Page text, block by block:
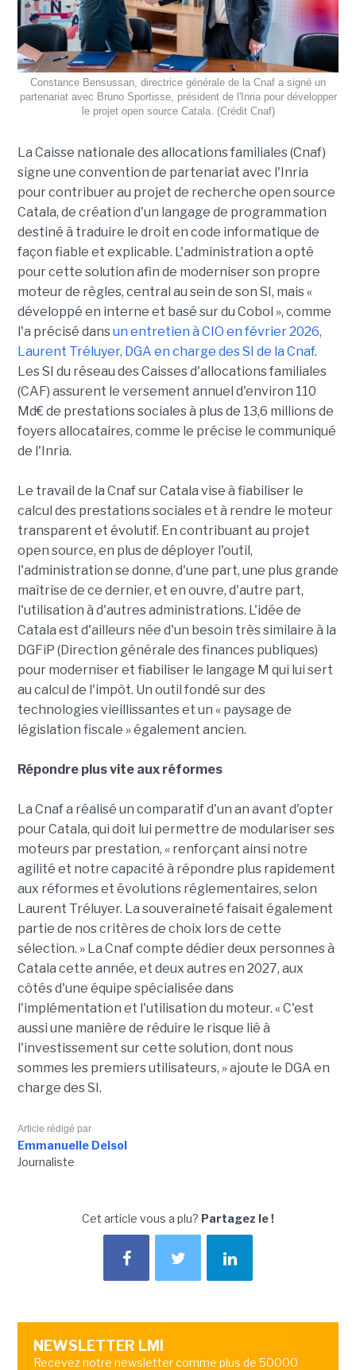
Constance Bensussan, directrice générale de la Cnaf a signé un
partenariat avec Bruno Sportisse, président de l'Inria pour développer
le projet open source Catala. (Crédit Cnaf)
La Caisse nationale des allocations familiales (Cnaf)
signe une convention de partenariat avec l'Inria
pour contribuer au projet de recherche open source
Catala, de création d'un langage de programmation
destiné à traduire le droit en code informatique de
façon fiable et explicable. L'administration a opté
pour cette solution afin de moderniser son propre
moteur de règles, central au sein de son SI, mais «
développé en interne et basé sur du Cobol », comme
l'a précisé dansun entretien à CIO en février 2026,
Laurent Tréluyer, DGA en charge des SI de la Cnaf.
Les SI du réseau des Caisses d'allocations familiales
(CAF) assurent le versement annuel d'environ 110
Md€ de prestations sociales à plus de 13,6 millions de
foyers allocataires, comme le précise le communiqué
de l'Inria.
Le travail de la Cnaf sur Catala vise à fiabiliser le
calcul des prestations sociales et à rendre le moteur
transparent et évolutif. En contribuant au projet
open source, en plus de déployer l'outil,
l'administration se donne, d'une part, une plus grande
maîtrise de ce dernier, et en ouvre, d'autre part,
l'utilisation à d'autres administrations. L'idée de
Catala est d'ailleurs née d'un besoin très similaire à la
DGFiP (Direction générale des finances publiques)
pour moderniser et fiabiliser le langage M qui lui sert
au calcul de l'impôt. Un outil fondé sur des
technologies vieillissantes et un « paysage de
législation fiscale » également ancien.
Répondre plus vite aux réformes
La Cnaf a réalisé un comparatif d'un an avant d'opter
pour Catala, qui doit lui permettre de modulariser ses
moteurs par prestation, « renforçant ainsi notre
agilité et notre capacité à répondre plus rapidement
aux réformes et évolutions réglementaires, selon
Laurent Tréluyer. La souveraineté faisait également
partie de nos critères de choix lors de cette
sélection. » La Cnaf compte dédier deux personnes à
Catala cette année, et deux autres en 2027, aux
côtés d'une équipe spécialisée dans
l'implémentation et l'utilisation du moteur. « C'est
aussi une manière de réduire le risque lié à
l'investissement sur cette solution, dont nous
sommes les premiers utilisateurs, » ajoute le DGA en
charge des SI.
Article rédigé par
Emmanuelle Delsol
Journaliste
Cet article vous a plu? Partagez le !
NEWSLETTER LMI
Recevez notre newsletter comme plus de 50000